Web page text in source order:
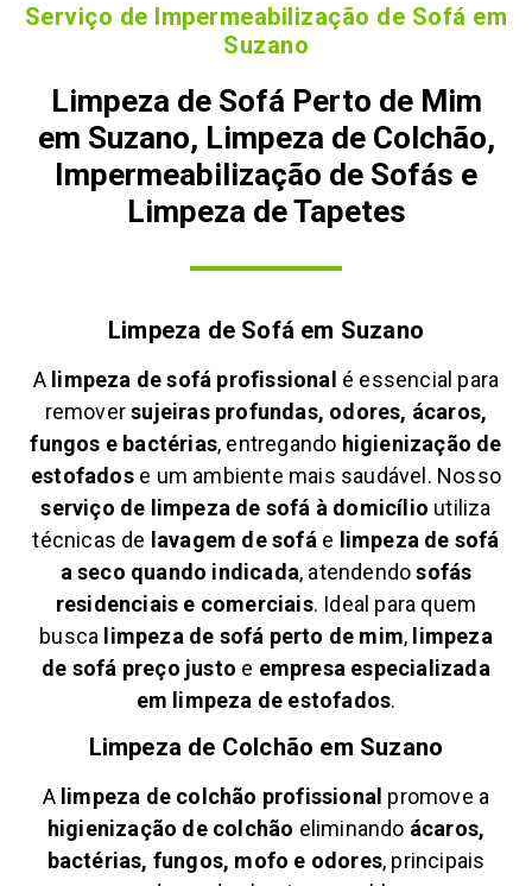
Serviço de Impermeabilização de Sofá em
Suzano
Limpeza de Sofá Perto de Mim
em Suzano, Limpeza de Colchão,
Impermeabilização de Sofás e
Limpeza de Tapetes
Limpeza de Sofá em Suzano
A limpeza de sofá profissional é essencial para
removersujeiras profundas, odores, ácaros,
fungos e bactérias, entregando higienização de
estofadose um ambiente mais saudável. Nosso
serviço de limpeza de sofá à domicílio utiliza
técnicas de lavagem de sofá e limpeza de sofá
a seco quando indicada, atendendosofás
residenciais e comerciais. Ideal para quem
busca limpeza de sofá perto de mim, limpeza
de sofá preço justo e empresa especializada
em limpeza de estofados.
Limpeza de Colchão em Suzano
A limpeza de colchão profissional promove a
higienização de colchão eliminando ácaros,
bactérias, fungos, mofo e odores, principais